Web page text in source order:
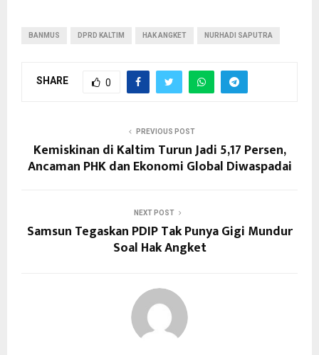
BANMUS DPRD KALTIM HAK ANGKET NURHADI SAPUTRA
SHARE 0
PREVIOUS POST
Kemiskinan di Kaltim Turun Jadi 5,17 Persen,
Ancaman PHK dan Ekonomi Global Diwaspadai
NEXT POST
Samsun Tegaskan PDIP Tak Punya Gigi Mundur
Soal Hak Angket